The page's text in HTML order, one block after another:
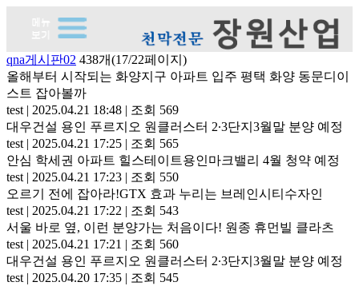
qna게시판02 438개(17/22페이지)
올해부터 시작되는 화양지구 아파트 입주 평택 화양 동문디이
스트 잡아볼까
test | 2025.04.21 18:48 | 조회 569
대우건설 용인 푸르지오 원클러스터 2∙3단지3월말 분양 예정
test | 2025.04.21 17:25 | 조회 565
안심 학세권 아파트 힐스테이트용인마크밸리 4월 청약 예정
test | 2025.04.21 17:23 | 조회 550
오르기 전에 잡아라!GTX 효과 누리는 브레인시티수자인
test | 2025.04.21 17:22 | 조회 543
서울 바로 옆, 이런 분양가는 처음이다! 원종 휴먼빌 클라츠
test | 2025.04.21 17:21 | 조회 560
대우건설 용인 푸르지오 원클러스터 2∙3단지3월말 분양 예정
test | 2025.04.20 17:35 | 조회 545